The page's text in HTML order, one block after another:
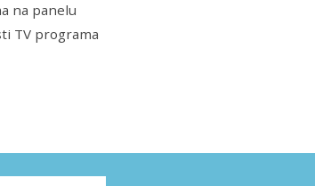
na panelu
TV programa